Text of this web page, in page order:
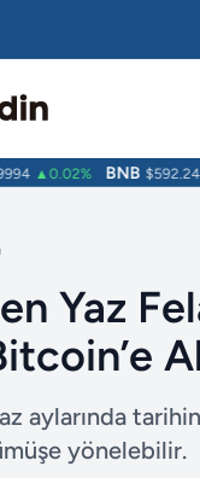
▲0.02% BNB $592.24
Yaz
aylarında
yönelebilir.